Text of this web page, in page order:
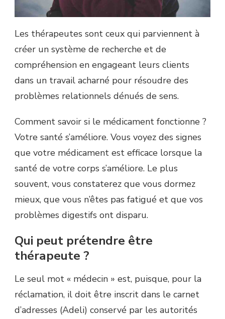
Les thérapeutes sont ceux qui parviennent à
créer un système de recherche et de
compréhension en engageant leurs clients
dans un travail acharné pour résoudre des
problèmes relationnels dénués de sens.
Comment savoir si le médicament fonctionne ?
Votre santé s’améliore. Vous voyez des signes
que votre médicament est efficace lorsque la
santé de votre corps s’améliore. Le plus
souvent, vous constaterez que vous dormez
mieux, que vous n’êtes pas fatigué et que vos
problèmes digestifs ont disparu.
Qui peut prétendre être
thérapeute ?
Le seul mot « médecin » est, puisque, pour la
réclamation, il doit être inscrit dans le carnet
d’adresses (Adeli) conservé par les autorités